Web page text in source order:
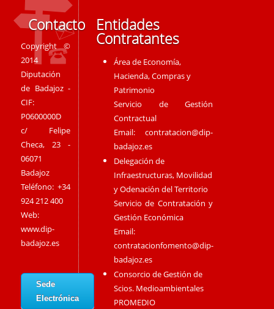
Contacto
Copyright ©
2014
Diputación
de Badajoz -
CIF:
P0600000D
c/ Felipe
Checa, 23 -
06071
Badajoz
Teléfono: +34
924 212 400
Web:
www.dip-
badajoz.es
Sede
Electrónica
Entidades
Contratantes
Área de Economía,
Hacienda, Compras y
Patrimonio
Servicio de Gestión
Contractual
Email:contratacion@dip-
badajoz.es
Delegación de
Infraestructuras, Movilidad
y Odenación del Territorio
Servicio de Contratación y
Gestión Económica
Email:
contratacionfomento@dip-
badajoz.es
Consorcio de Gestión de
Scios. Medioambientales
PROMEDIO